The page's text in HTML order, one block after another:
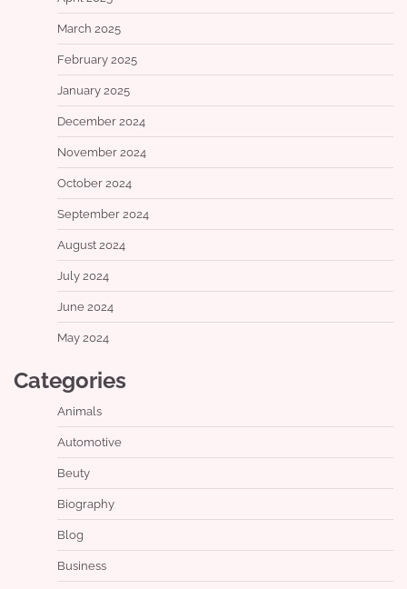
March 2025
February 2025
January 2025
December 2024
November 2024
October 2024
September 2024
August 2024
July 2024
June 2024
May 2024
Categories
Animals
Automotive
Beuty
Biography
Blog
Business